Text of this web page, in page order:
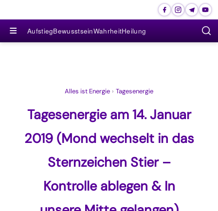
≡ AufstiegBewusstseinWahrheitHeilung
Alles ist Energie › Tagesenergie
Tagesenergie am 14. Januar
2019 (Mond wechselt in das
Sternzeichen Stier –
Kontrolle ablegen & In